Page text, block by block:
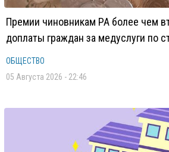
Премии чиновникам РА более чем
доплаты граждан за медуслуги по
ОБЩЕСТВО
05 Августа 2026 - 22:46